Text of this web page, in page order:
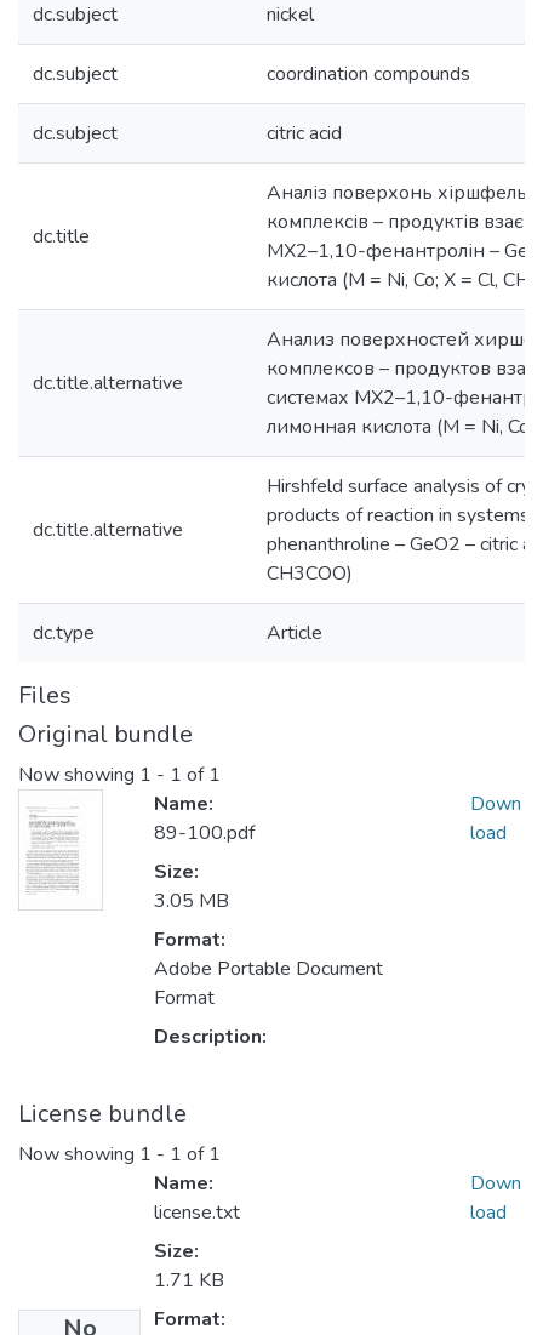
dc.subject nickel
dc.subject coordination compounds
dc.subject citric acid
dc.title
Аналіз поверхонь
комплексів – продуктів
МХ2–1,10-фенантролін –
кислота (М = Ni, Co; X = Cl,
dc.title.alternative
Анализ поверхностей
комплексов – продуктов
системах МХ2–1,10-
лимонная кислота (М = Ni, Co;
dc.title.alternative
Hirshfeld surface analysis of
products of reaction in
phenanthroline – GeO2 – citric
CH3COO)
dc.type Article
Files
Original bundle
Now showing 1 - 1 of 1
Name:
89-100.pdf
Size:
3.05 MB
Format:
Adobe Portable Document
Format
Description:
Down
load
License bundle
Now showing 1 - 1 of 1
Name:
license.txt
Size:
1.71 KB
Format:
Down
load